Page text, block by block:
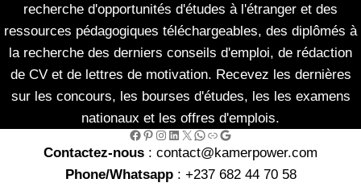
recherche d'opportunités d'études à l'étranger et des
ressources pédagogiques téléchargeables, des diplômés à
la recherche des derniers conseils d'emploi, de rédaction
de CV et de lettres de motivation. Recevez les dernières
sur les concours, les bourses d'études, les les examens
nationaux et les offres d'emplois.
Facebook Pinterest InstagramLinkedIn X WhatsApp Link Google
Contactez-nous : contact@kamerpower.com
Phone/Whatsapp: +237 682 44 70 58